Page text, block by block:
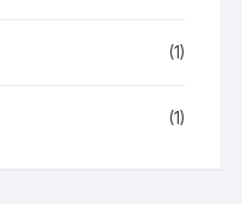
(1)
(1)